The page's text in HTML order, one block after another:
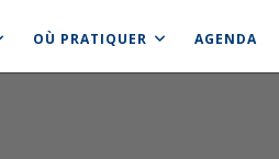
OÙ PRATIQUER AGENDA